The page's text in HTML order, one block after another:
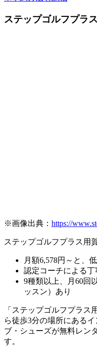
ステップゴルフプラ
※画像出典： https://
ステップゴルフプラス用
月額6,578円～と、
認定コーチによる
9種類以上、月60回
ッスン）あり
「ステップゴルフプラス
ら徒歩3分の場所にある
ブ・シューズが無料レン
す。